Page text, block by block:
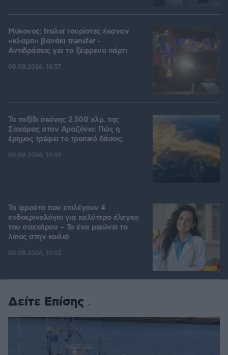
Μύκονος: Ιταλοί τουρίστες έκαναν
«κλαμπ» βανάκι transfer -
Αντιδράσεις για το ξέφρενο πάρτι
08.08.2026, 10:57
Το ταξίδι σκόνης 2.500 χλμ. της
Σαχάρας στον Αμαζόνιο: Πώς η
έρημος τρέφει το τροπικό δάσος;
08.08.2026, 10:59
Τα φρούτα που επιλέγουν 4
ενδοκρινολόγοι για καλύτερο έλεγχο
του σακχάρου – Το ένα μειώνει το
λίπος στην κοιλιά
08.08.2026, 10:02
Δείτε Επίσης